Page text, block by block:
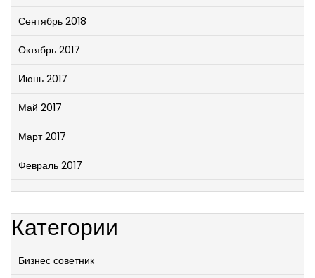
Сентябрь 2018
Октябрь 2017
Июнь 2017
Май 2017
Март 2017
Февраль 2017
Категории
Бизнес советник